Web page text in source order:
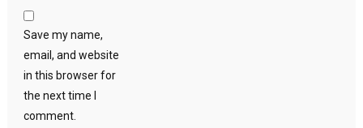
Save my name,
email, and website
in this browser for
the next time I
comment.